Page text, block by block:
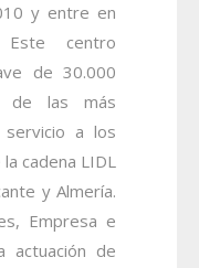
y entre en
Este centro
de 30.000
de las más
servicio a los
cadena LIDL
y Almería.
Empresa e
actuación de